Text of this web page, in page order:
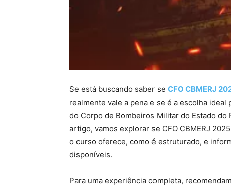
Se está buscando saber se CFO CBMERJ
realmente vale a pena e se é a escolha
do Corpo de Bombeiros Militar do Estado
artigo, vamos explorar se CFO CBMERJ
o curso oferece, como é estruturado, e
disponíveis.
Para uma experiência completa,